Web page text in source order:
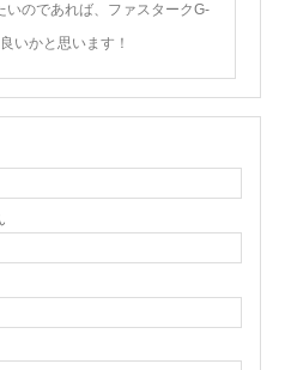
いのであれば、ファスタークG-
いかと思います！